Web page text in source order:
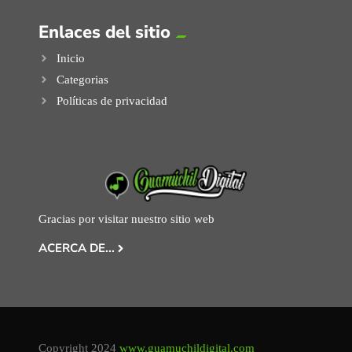
Enlaces del sitio
Inicio
Categorias
Políticas de privacidad
Gracias por visitar nuestro sitio web
ACERCA DE...
Copyright 2024 www.guamuchildigital.com